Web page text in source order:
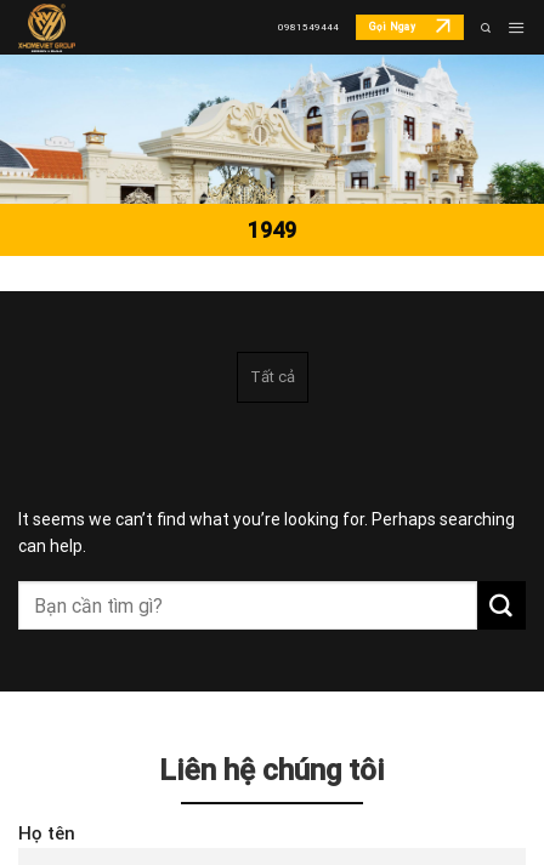
Skip
0981549444 Gọi Ngay
1949
Tất cả
It seems we can’t find what you’re looking for. Perhaps searching
can help.
Liên hệ chúng tôi
Họ tên